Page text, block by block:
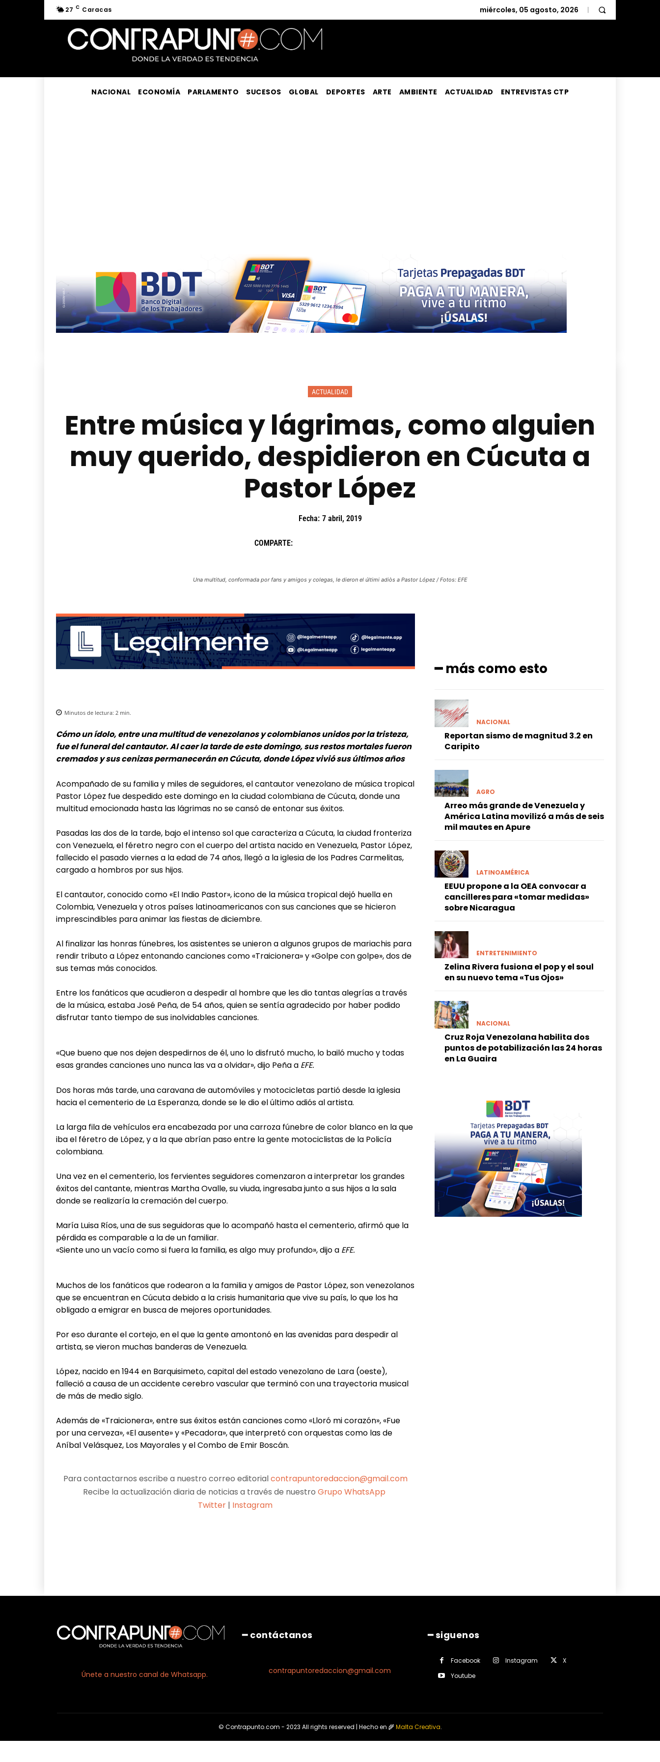
27 C Caracas miércoles, 05 agosto, 2026
NACIONAL ECONOMÍA PARLAMENTO SUCESOS GLOBAL DEPORTES ARTE AMBIENTE ACTUALIDAD ENTREVISTAS CTP
ACTUALIDAD
Entre música y lágrimas, como alguien
muy querido, despidieron en Cúcuta a
Pastor López
Fecha: 7 abril, 2019
COMPARTE:
Una multitud, conformada por fans y amigos y colegas, le dieron el últimi adiòs a Pastor López / Fotos: EFE
Minutos de lectura: 2 min.
Cómo un ídolo, entre una multitud de venezolanos y colombianos unidos por la tristeza,
fue el funeral del cantautor. Al caer la tarde de este domingo, sus restos mortales fueron
cremados y sus cenizas permanecerán en Cúcuta, donde López vivió sus últimos años
Acompañado de su familia y miles de seguidores, el cantautor venezolano de música tropical
Pastor López fue despedido este domingo en la ciudad colombiana de Cúcuta, donde una
multitud emocionada hasta las lágrimas no se cansó de entonar sus éxitos.
Pasadas las dos de la tarde, bajo el intenso sol que caracteriza a Cúcuta, la ciudad fronteriza
con Venezuela, el féretro negro con el cuerpo del artista nacido en Venezuela, Pastor López,
fallecido el pasado viernes a la edad de 74 años, llegó a la iglesia de los Padres Carmelitas,
cargado a hombros por sus hijos.
El cantautor, conocido como «El Indio Pastor», icono de la música tropical dejó huella en
Colombia, Venezuela y otros países latinoamericanos con sus canciones que se hicieron
imprescindibles para animar las fiestas de diciembre.
Al finalizar las honras fúnebres, los asistentes se unieron a algunos grupos de mariachis para
rendir tributo a López entonando canciones como «Traicionera» y «Golpe con golpe», dos de
sus temas más conocidos.
Entre los fanáticos que acudieron a despedir al hombre que les dio tantas alegrías a través
de la música, estaba José Peña, de 54 años, quien se sentía agradecido por haber podido
disfrutar tanto tiempo de sus inolvidables canciones.
«Que bueno que nos dejen despedirnos de él, uno lo disfrutó mucho, lo bailó mucho y todas
esas grandes canciones uno nunca las va a olvidar», dijo Peña a EFE.
Dos horas más tarde, una caravana de automóviles y motocicletas partió desde la iglesia
hacia el cementerio de La Esperanza, donde se le dio el último adiós al artista.
La larga fila de vehículos era encabezada por una carroza fúnebre de color blanco en la que
iba el féretro de López, y a la que abrían paso entre la gente motociclistas de la Policía
colombiana.
Una vez en el cementerio, los fervientes seguidores comenzaron a interpretar los grandes
éxitos del cantante, mientras Martha Ovalle, su viuda, ingresaba junto a sus hijos a la sala
donde se realizaría la cremación del cuerpo.
María Luisa Ríos, una de sus seguidoras que lo acompañó hasta el cementerio, afirmó que la
pérdida es comparable a la de un familiar.
«Siente uno un vacío como si fuera la familia, es algo muy profundo», dijo a EFE.
Muchos de los fanáticos que rodearon a la familia y amigos de Pastor López, son venezolanos
que se encuentran en Cúcuta debido a la crisis humanitaria que vive su país, lo que los ha
obligado a emigrar en busca de mejores oportunidades.
Por eso durante el cortejo, en el que la gente amontonó en las avenidas para despedir al
artista, se vieron muchas banderas de Venezuela.
López, nacido en 1944 en Barquisimeto, capital del estado venezolano de Lara (oeste),
falleció a causa de un accidente cerebro vascular que terminó con una trayectoria musical
de más de medio siglo.
Además de «Traicionera», entre sus éxitos están canciones como «Lloró mi corazón», «Fue
por una cerveza», «El ausente» y «Pecadora», que interpretó con orquestas como las de
Aníbal Velásquez, Los Mayorales y el Combo de Emir Boscán.
Para contactarnos escribe a nuestro correo editorialcontrapuntoredaccion@gmail.com
Recibe la actualización diaria de noticias a través de nuestroGrupo WhatsApp
Twitter | Instagram
━ más como esto
NACIONAL
Reportan sismo de magnitud 3.2 en
Caripito
AGRO
Arreo más grande de Venezuela y
América Latina movilizó a más de seis
mil mautes en Apure
LATINOAMÉRICA
EEUU propone a la OEA convocar a
cancilleres para «tomar medidas»
sobre Nicaragua
ENTRETENIMIENTO
Zelina Rivera fusiona el pop y el soul
en su nuevo tema «Tus Ojos»
NACIONAL
Cruz Roja Venezolana habilita dos
puntos de potabilización las 24 horas
en La Guaira
Únete a nuestro canal de Whatsapp.
━ contáctanos
contrapuntoredaccion@gmail.com
━ siguenos
Facebook Instagram
X
Youtube
© Contrapunto.com - 2023 All rights reserved | Hecho en 🌾Malta Creativa.